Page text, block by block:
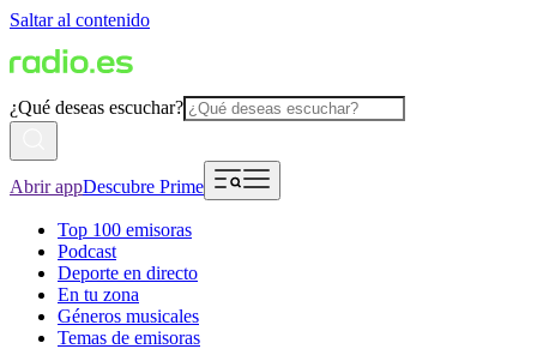
Saltar al contenido
¿Qué deseas escuchar?
Abrir appDescubre Prime
Top 100 emisoras
Podcast
Deporte en directo
En tu zona
Géneros musicales
Temas de emisoras